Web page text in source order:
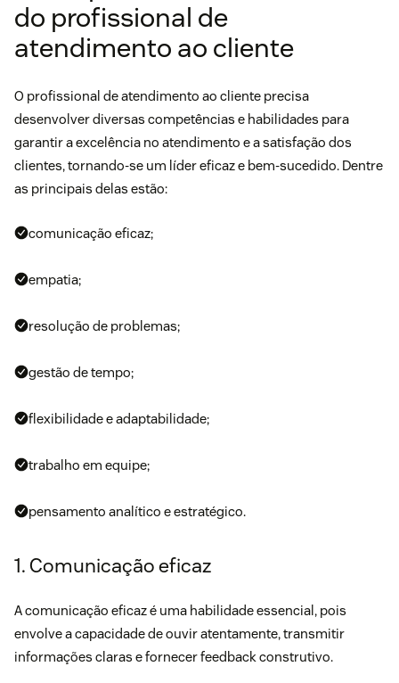
do profissional de
atendimento ao cliente
O profissional de atendimento ao cliente precisa
desenvolver diversas competências e habilidades para
garantir a excelência no atendimento e a satisfação dos
clientes, tornando-se um líder eficaz e bem-sucedido. Dentre
as principais delas estão:
comunicação eficaz;
empatia;
resolução de problemas;
gestão de tempo;
flexibilidade e adaptabilidade;
trabalho em equipe;
pensamento analítico e estratégico.
1. Comunicação eficaz
A comunicação eficaz é uma habilidade essencial, pois
envolve a capacidade de ouvir atentamente, transmitir
informações claras e fornecer feedback construtivo.